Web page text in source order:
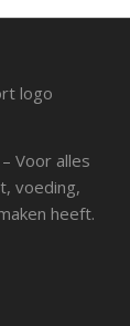
Voor alles
voeding,
heeft.